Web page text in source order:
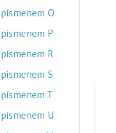
O
P
R
S
T
U